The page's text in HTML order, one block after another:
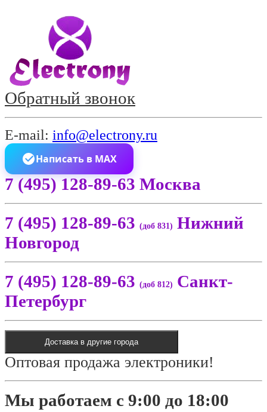
Обратный звонок
E-mail: info@electrony.ru
Написать в MAX
7 (495) 128-89-63 Москва
7 (495) 128-89-63 (доб 831) Нижний
Новгород
7 (495) 128-89-63 (доб 812) Санкт-
Петербург
Доставка в другие города
Оптовая продажа электроники!
Мы работаем с 9:00 до 18:00